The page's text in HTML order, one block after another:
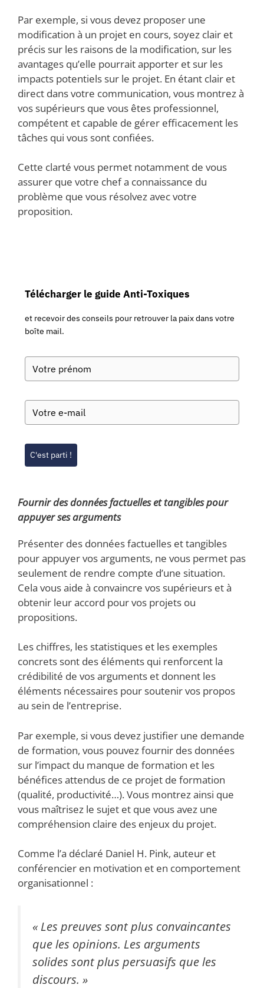
Par exemple, si vous devez proposer une
modification à un projet en cours, soyez clair et
précis sur les raisons de la modification, sur les
avantages qu’elle pourrait apporter et sur les
impacts potentiels sur le projet. En étant clair et
direct dans votre communication, vous montrez à
vos supérieurs que vous êtes professionnel,
compétent et capable de gérer efficacement les
tâches qui vous sont confiées.
Cette clarté vous permet notamment de vous
assurer que votre chef a connaissance du
problème que vous résolvez avec votre
proposition.
Télécharger le guide Anti-Toxiques
et recevoir des conseils pour retrouver la paix dans votre
boîte mail.
C'est parti !
Fournir des données factuelles et tangibles pour
appuyer ses arguments
Présenter des données factuelles et tangibles
pour appuyer vos arguments, ne vous permet pas
seulement de rendre compte d’une situation.
Cela vous aide à convaincre vos supérieurs et à
obtenir leur accord pour vos projets ou
propositions.
Les chiffres, les statistiques et les exemples
concrets sont des éléments qui renforcent la
crédibilité de vos arguments et donnent les
éléments nécessaires pour soutenir vos propos
au sein de l’entreprise.
Par exemple, si vous devez justifier une demande
de formation, vous pouvez fournir des données
sur l’impact du manque de formation et les
bénéfices attendus de ce projet de formation
(qualité, productivité…). Vous montrez ainsi que
vous maîtrisez le sujet et que vous avez une
compréhension claire des enjeux du projet.
Comme l’a déclaré Daniel H. Pink, auteur et
conférencier en motivation et en comportement
organisationnel :
« Les preuves sont plus convaincantes
que les opinions. Les arguments
solides sont plus persuasifs que les
discours. »